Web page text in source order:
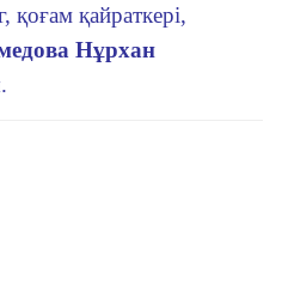
қоғам қайраткері,
Нұрхан